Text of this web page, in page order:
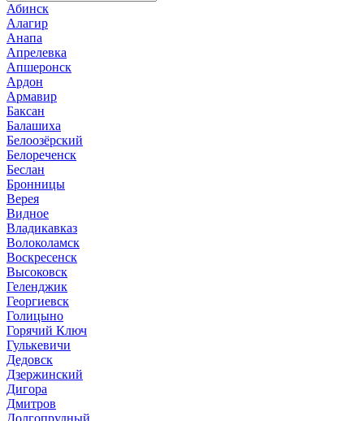
Абинск
Алагир
Анапа
Апрелевка
Апшеронск
Ардон
Армавир
Баксан
Балашиха
Белоозёрский
Белореченск
Беслан
Бронницы
Верея
Видное
Владикавказ
Волоколамск
Воскресенск
Высоковск
Геленджик
Георгиевск
Голицыно
Горячий Ключ
Гулькевичи
Дедовск
Дзержинский
Дигора
Дмитров
Долгопрудный